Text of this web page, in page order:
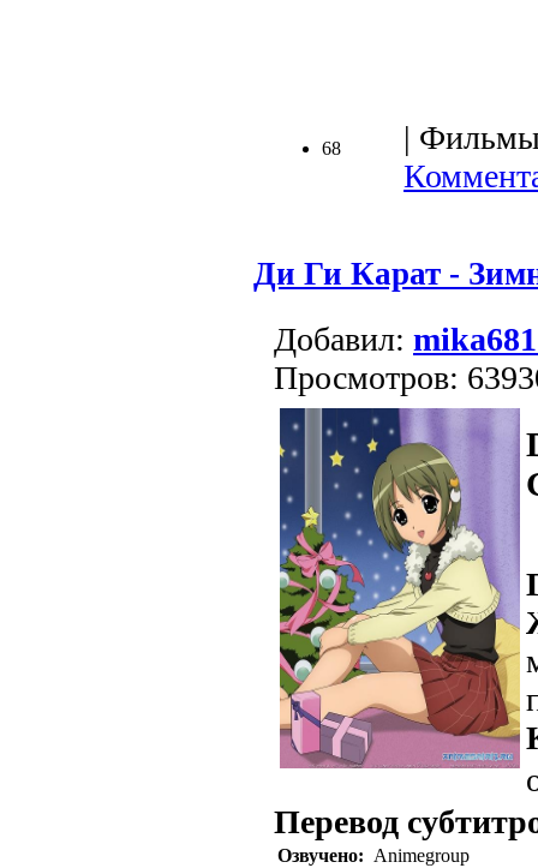
68
|
Ди Ги Карат -
Добавил:
Просмотров:
Перевод
Озвучено: Animegroup